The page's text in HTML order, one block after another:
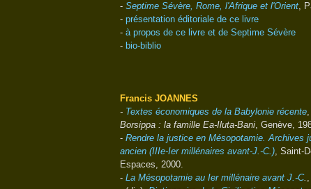
- Septime Sévère, Rome, l'Afrique et l'Orient,
- présentation éditoriale de ce livre
- à propos de ce livre et de Septime Sévère
- bio-biblio
Francis JOANNES
- Textes économiques de la Babylonie récente
Borsippa : la famille Ea-Iluta-Bani, Genève,
- Rendre la justice en Mésopotamie. Archives
ancien (IIIe-Ier millénaires avant-J.-C.), Saint-
Espaces, 2000.
- La Mésopotamie au Ier millénaire avant J.-C.